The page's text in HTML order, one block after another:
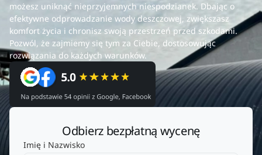
możesz uniknąć nieprzyjemnych niespodzianek. Dbając o
efektywne odprowadzanie wody deszczowej, zwiększasz
komfort życia i chronisz swoją przestrzeń przed szkodami.
Pozwól, że zajmiemy się tym za Ciebie, dostosowując
rozwiązania do każdych warunków.
Odbierz bezpłatną wycenę
Imię i Nazwisko